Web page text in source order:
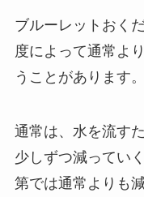
ブルーレットおく
度によって通常よ
うことがあります。
通常は、水を流す
少しずつ減ってい
第では通常よりも